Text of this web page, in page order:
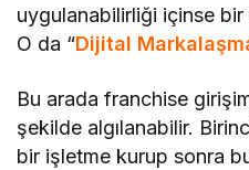
uygulanabilirliği içinse bir
O da “Dijital
Bu arada franchise
şekilde algılanabilir.
bir işletme kurup sonra